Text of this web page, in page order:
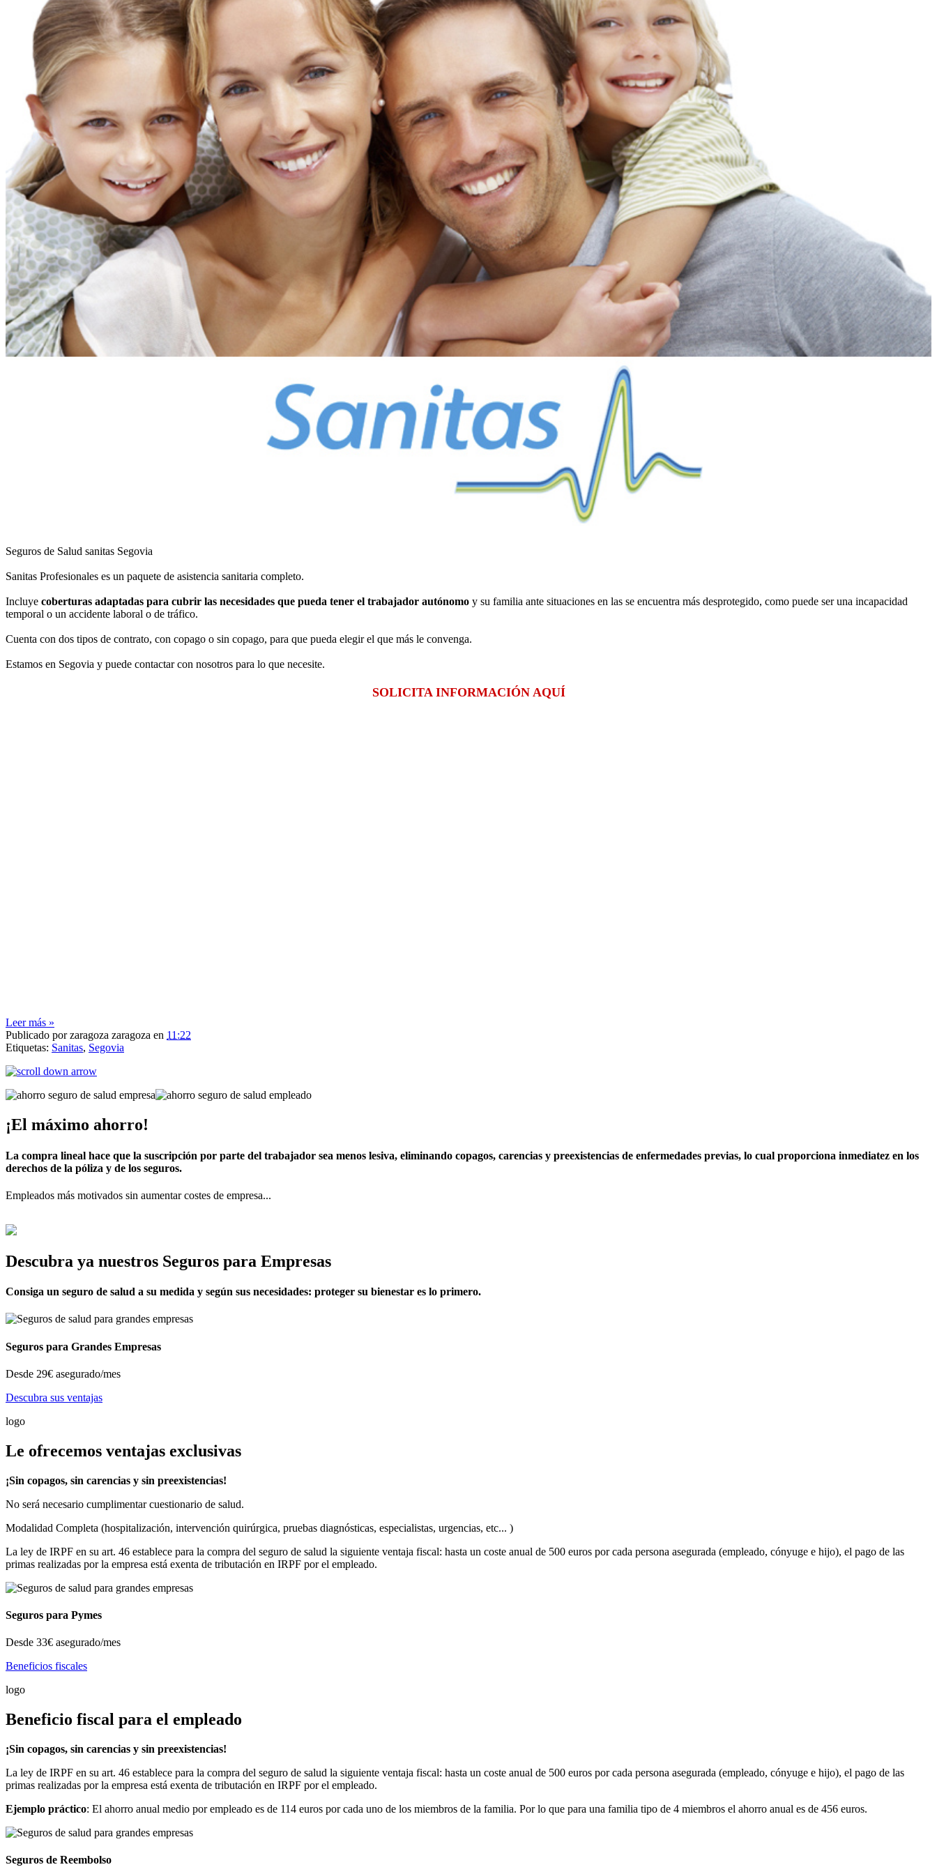
Seguros de Salud sanitas Segovia
Sanitas Profesionales es un paquete de asistencia sanitaria completo.
Incluye coberturas adaptadas para cubrir las necesidades que pueda tener el trabajador autónomo y su familia ante situaciones en las se encuentra más desprotegido, como puede ser una incapacidad
temporal o un accidente laboral o de tráfico.
Cuenta con dos tipos de contrato, con copago o sin copago, para que pueda elegir el que más le convenga.
Estamos en Segovia y puede contactar con nosotros para lo que necesite.
SOLICITA INFORMACIÓN AQUÍ
Leer más »
Publicado porzaragoza zaragoza en 11:22
Etiquetas: Sanitas, Segovia
¡El máximo ahorro!
La compra lineal hace que la suscripción por parte del trabajador sea menos lesiva, eliminando copagos, carencias y preexistencias de enfermedades previas, lo cual proporciona inmediatez en los
derechos de la póliza y de los seguros.
Empleados más motivados sin aumentar costes de empresa...
Descubra ya nuestros Seguros para Empresas
Consiga un seguro de salud a su medida y según sus necesidades: proteger su bienestar es lo primero.
Seguros para Grandes Empresas
Desde 29€ asegurado/mes
Descubra sus ventajas
logo
Le ofrecemos ventajas exclusivas
¡Sin copagos, sin carencias y sin preexistencias!
No será necesario cumplimentar cuestionario de salud.
Modalidad Completa (hospitalización, intervención quirúrgica, pruebas diagnósticas, especialistas, urgencias, etc... )
La ley de IRPF en su art. 46 establece para la compra del seguro de salud la siguiente ventaja fiscal: hasta un coste anual de 500 euros por cada persona asegurada (empleado, cónyuge e hijo), el pago de las
primas realizadas por la empresa está exenta de tributación en IRPF por el empleado.
Seguros para Pymes
Desde 33€ asegurado/mes
Beneficios fiscales
logo
Beneficio fiscal para el empleado
¡Sin copagos, sin carencias y sin preexistencias!
La ley de IRPF en su art. 46 establece para la compra del seguro de salud la siguiente ventaja fiscal: hasta un coste anual de 500 euros por cada persona asegurada (empleado, cónyuge e hijo), el pago de las
primas realizadas por la empresa está exenta de tributación en IRPF por el empleado.
Ejemplo práctico: El ahorro anual medio por empleado es de 114 euros por cada uno de los miembros de la familia. Por lo que para una familia tipo de 4 miembros el ahorro anual es de 456 euros.
Seguros de Reembolso